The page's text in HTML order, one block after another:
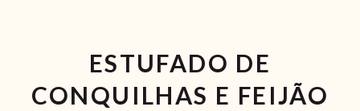
ESTUFADO DE
CONQUILHAS E FEIJÃO